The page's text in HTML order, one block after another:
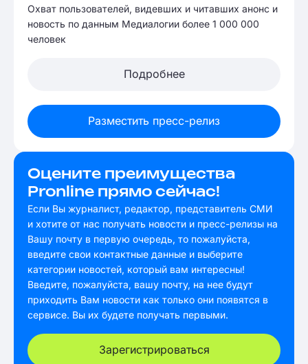
Охват пользователей, видевших и читавших анонс и
новость по данным Медиалогии более 1 000 000
человек
Подробнее
Разместить пресс-релиз
Оцените преимущества
Pronline прямо сейчас!
Если Вы журналист, редактор, представитель СМИ
и хотите от нас получать новости и пресс-релизы на
Вашу почту в первую очередь, то пожалуйста,
введите свои контактные данные и выберите
категории новостей, который вам интересны!
Введите, пожалуйста, вашу почту, на нее будут
приходить Вам новости как только они появятся в
сервисе. Вы их будете получать первыми.
Зарегистрироваться